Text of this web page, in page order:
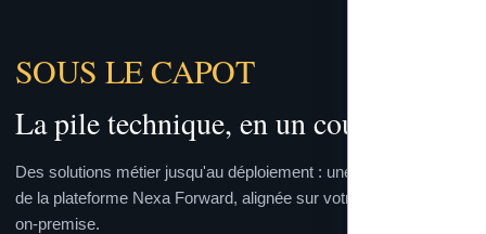
SOUS LE CAPOT
La pile technique, en un coup d'œil
Des solutions métier jusqu'au déploiement : une lecture verticale
de la plateforme Nexa Forward, alignée sur votre réalité cloud ou
on-premise.